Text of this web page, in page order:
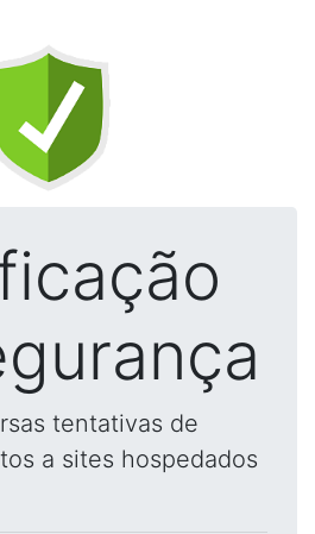
tentativas de
a sites hospedados